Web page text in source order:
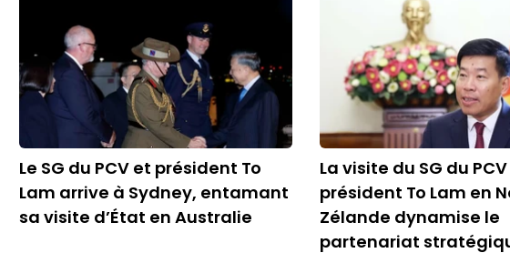
Le SG du PCV et président To
Lam arrive à Sydney, entamant
sa visite d’État en Australie
La visite du SG du
président To Lam en
Zélande dynamise le
partenariat